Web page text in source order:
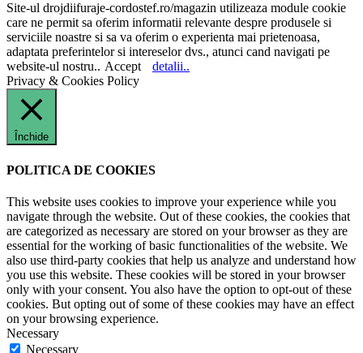
Site-ul drojdiifuraje-cordostef.ro/magazin utilizeaza module cookie
care ne permit sa oferim informatii relevante despre produsele si
serviciile noastre si sa va oferim o experienta mai prietenoasa,
adaptata preferintelor si intereselor dvs., atunci cand navigati pe
website-ul nostru.. Accept
detalii..
Privacy & Cookies Policy
Închide
POLITICA DE COOKIES
This website uses cookies to improve your experience while you
navigate through the website. Out of these cookies, the cookies that
are categorized as necessary are stored on your browser as they are
essential for the working of basic functionalities of the website. We
also use third-party cookies that help us analyze and understand how
you use this website. These cookies will be stored in your browser
only with your consent. You also have the option to opt-out of these
cookies. But opting out of some of these cookies may have an effect
on your browsing experience.
Necessary
Necessary